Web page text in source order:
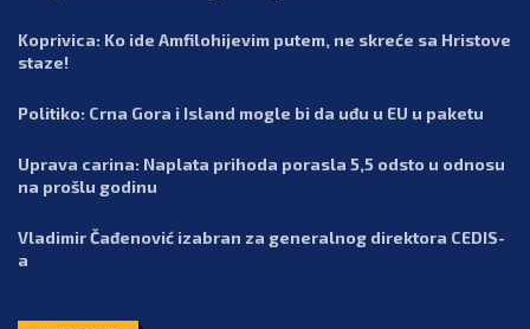
Koprivica: Ko ide Amfilohijevim putem, ne skreće sa Hristove
staze!
Politiko: Crna Gora i Island mogle bi da uđu u EU u paketu
Uprava carina: Naplata prihoda porasla 5,5 odsto u odnosu
na prošlu godinu
Vladimir Čađenović izabran za generalnog direktora CEDIS-
a